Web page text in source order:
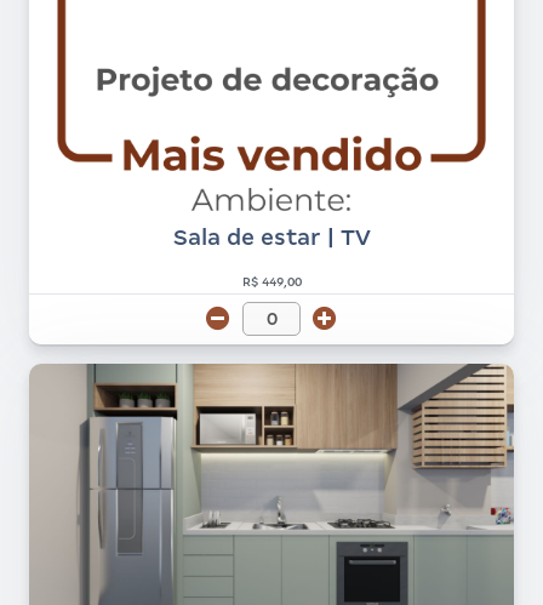
Sala de estar | TV
R$ 449,00